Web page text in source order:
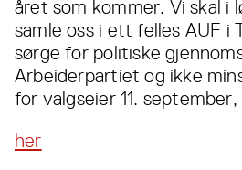
året som kommer. Vi skal i
samle oss i ett felles AUF i
sørge for politiske
Arbeiderpartiet og ikke
for valgseier 11.
her